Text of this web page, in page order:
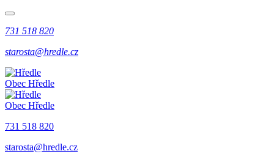
731 518 820
starosta@hredle.cz
Obec Hředle
Obec Hředle
731 518 820
starosta@hredle.cz